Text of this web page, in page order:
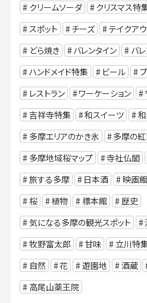
クリームソーダ
クリスマス特
スポット
チーズ テイクア
どら焼き
バレンタイン バ
ハンドメイド特集
ビール
レストラン
ワーケーション
吉祥寺特集
和スイーツ
多摩エリアのかき氷
多摩の紅
多摩地域桜マップ
寺社仏閣
旅する多摩
日本酒 映画館
桜
植物 標本館
歴史
気になる多摩の観光スポット
牧野富太郎
甘味 立川特
自然
花 遊園地 酒蔵
高尾山薬王院